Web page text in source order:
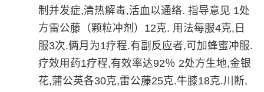
制并发症,清热解毒,活血以通络. 指导意见 1处
方雷公藤（颗粒冲剂）12克. 用法每服4克,日
服3次.俩月为1疗程.有副反应者,可加蜂蜜冲服.
疗效用药1疗程,有效率达92％ 2处方生地,金银
花,蒲公英各30克,雷公藤25克.牛膝18克.川断,